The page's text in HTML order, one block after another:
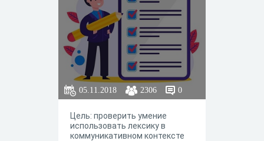
05.11.2018 2306 0
Цель: проверить умение
использовать лексику в
коммуникативном контексте